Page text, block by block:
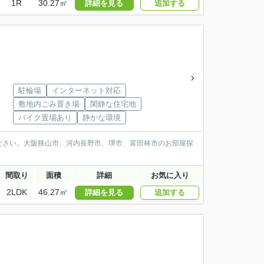
1R 30.27㎡ 詳細を見る 追加する
駐輪場
インターネット対応
敷地内ごみ置き場
閑静な住宅地
バイク置場あり
静かな環境
い。大阪狭山市、河内長野市、堺市、富田林市のお部屋探
間取り 面積 詳細 お気に入り
2LDK 46.27㎡ 詳細を見る 追加する